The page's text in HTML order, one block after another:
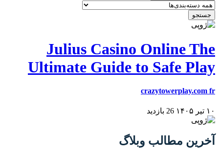
جستجو
Julius Casino Online The
Ultimate Guide to Safe Play
crazytowerplay.com fr
۱۰ تیر ۱۴۰۵ 26 بازدید
آخرین مطالب وبلاگ